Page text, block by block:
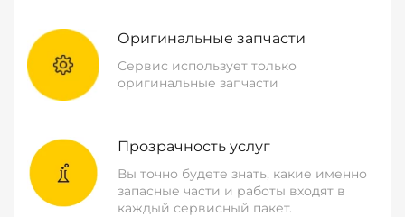
Оригинальные запчасти
Сервис использует только
оригинальные запчасти
Прозрачность услуг
Вы точно будете знать, какие именно
запасные части и работы входят в
каждый сервисный пакет.